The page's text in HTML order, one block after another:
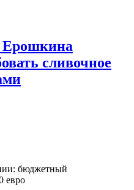
Ерошкина
сливочное
бюджетный
евро